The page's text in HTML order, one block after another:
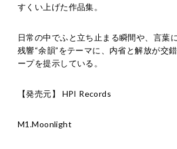
すくい上げた作品集。
日常の中でふと立ち止まる瞬間や、言葉
残響“余韻”をテーマに、内省と解放が交
ープを提示している。
【発売元】 HPI Records
M1.Moonlight